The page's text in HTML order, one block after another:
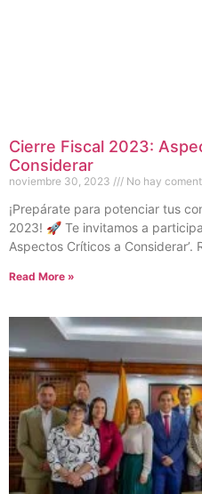
Cierre Fiscal 2023:
Considerar
noviembre 30, 2023 No hay
¡Prepárate para potenciar tus
2023! 🚀 Te invitamos a
Aspectos Críticos a Considerar’.
Read More »